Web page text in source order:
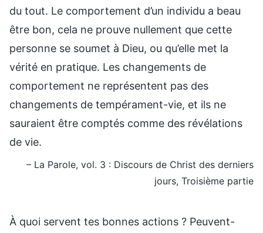
du tout. Le comportement d’un individu a beau
être bon, cela ne prouve nullement que cette
personne se soumet à Dieu, ou qu’elle met la
vérité en pratique. Les changements de
comportement ne représentent pas des
changements de tempérament-vie, et ils ne
sauraient être comptés comme des révélations
de vie.
– La Parole, vol. 3 : Discours de Christ des derniers
jours, Troisième partie
À quoi servent tes bonnes actions ? Peuvent-